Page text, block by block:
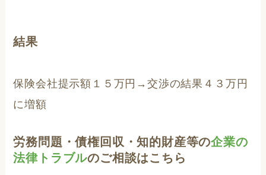
結果
保険会社提示額１５万円→交渉の結果４３万円
に増額
労務問題・債権回収・知的財産等の企業の
法律トラブルのご相談はこちら